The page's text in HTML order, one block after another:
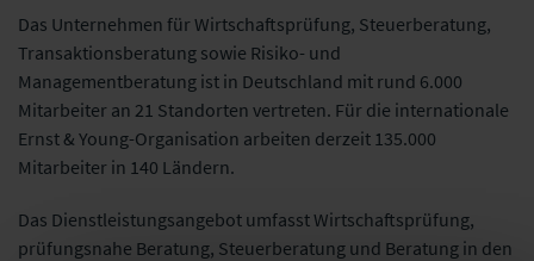
Das Unternehmen für Wirtschaftsprüfung, Steuerberatung,
Transaktionsberatung sowie Risiko- und
Managementberatung ist in Deutschland mit rund 6.000
Mitarbeiter an 21 Standorten vertreten. Für die internationale
Ernst & Young-Organisation arbeiten derzeit 135.000
Mitarbeiter in 140 Ländern.
Das Dienstleistungsangebot umfasst Wirtschaftsprüfung,
prüfungsnahe Beratung, Steuerberatung und Beratung in den